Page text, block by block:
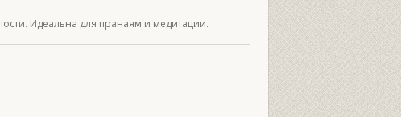
Идеальна для пранаям и медитации.